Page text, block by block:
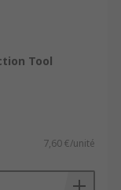
Tool
7,60 €/unité